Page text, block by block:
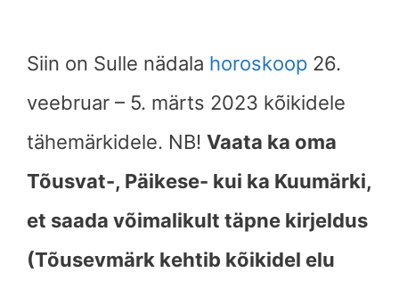
Siin on Sulle nädala horoskoop 26.
veebruar – 5. märts 2023 kõikidele
tähemärkidele. NB! Vaata ka oma
Tõusvat-, Päikese- kui ka Kuumärki,
et saada võimalikult täpne kirjeldus
(Tõusevmärk kehtib kõikidel elu